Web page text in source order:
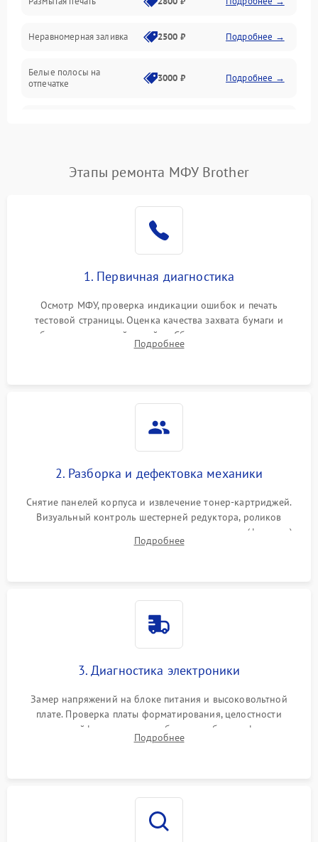
Подключение и интерфейсы
Дисплей и органы управления
Изображение
Неравномерная заливка 2500 ₽ Подробнее →
Белые полосы на
отпечатке
3000 ₽ Подробнее →
Этапы ремонта МФУ Brother
1. Первичная диагностика
Осмотр МФУ, проверка индикации ошибок и печать
тестовой страницы. Оценка качества захвата бумаги и
работы сканирующей линейки. Сбор данных о замятиях,
дефектах изображения или посторонних шумах при работе.
Подробнее
2. Разборка и дефектовка механики
Снятие панелей корпуса и извлечение тонер-картриджей.
Визуальный контроль шестерней редуктора, роликов
захвата, термопленки и прижимного вала в печи (фьюзере).
Проверка оптики сканера на загрязнения.
Подробнее
3. Диагностика электроники
Замер напряжений на блоке питания и высоковольтной
плате. Проверка платы форматирования, целостности
плоских шлейфов сканера и работоспособности флажков и
оптопар (датчиков прохождения бумаги).
Подробнее